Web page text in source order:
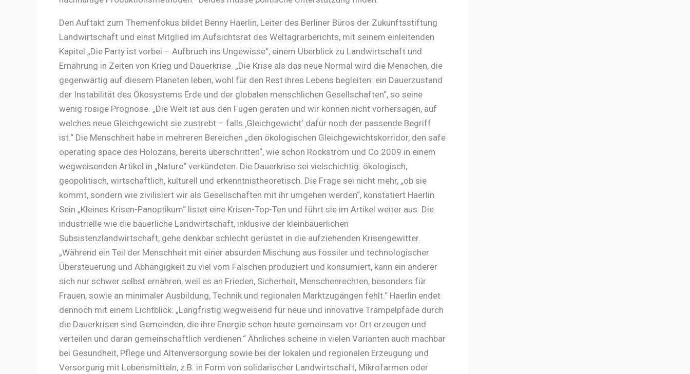
Den Auftakt zum Themenfokus bildet Benny Haerlin, Leiter des Berliner Büros der Zukunftsstiftung
Landwirtschaft und einst Mitglied im Aufsichtsrat des Weltagrarberichts, mit seinem einleitenden
Kapitel „Die Party ist vorbei – Aufbruch ins Ungewisse“, einem Überblick zu Landwirtschaft und
Ernährung in Zeiten von Krieg und Dauerkrise. „Die Krise als das neue Normal wird die Menschen, die
gegenwärtig auf diesem Planeten leben, wohl für den Rest ihres Lebens begleiten: ein Dauerzustand
der Instabilität des Ökosystems Erde und der globalen menschlichen Gesellschaften“, so seine
wenig rosige Prognose. „Die Welt ist aus den Fugen geraten und wir können nicht vorhersagen, auf
welches neue Gleichgewicht sie zustrebt – falls ‚Gleichgewicht‘ dafür noch der passende Begriff
ist.“ Die Menschheit habe in mehreren Bereichen „den ökologischen Gleichgewichtskorridor, den safe
operating space des Holozäns, bereits überschritten“, wie schon Rockström und Co 2009 in einem
wegweisenden Artikel in „Nature“ verkündeten. Die Dauerkrise sei vielschichtig: ökologisch,
geopolitisch, wirtschaftlich, kulturell und erkenntnistheoretisch. Die Frage sei nicht mehr, „ob sie
kommt, sondern wie zivilisiert wir als Gesellschaften mit ihr umgehen werden“, konstatiert Haerlin.
Sein „Kleines Krisen-Panoptikum“ listet eine Krisen-Top-Ten und führt sie im Artikel weiter aus. Die
industrielle wie die bäuerliche Landwirtschaft, inklusive der kleinbäuerlichen
Subsistenzlandwirtschaft, gehe denkbar schlecht gerüstet in die aufziehenden Krisengewitter.
„Während ein Teil der Menschheit mit einer absurden Mischung aus fossiler und technologischer
Übersteuerung und Abhängigkeit zu viel vom Falschen produziert und konsumiert, kann ein anderer
sich nur schwer selbst ernähren, weil es an Frieden, Sicherheit, Menschenrechten, besonders für
Frauen, sowie an minimaler Ausbildung, Technik und regionalen Marktzugängen fehlt.“ Haerlin endet
dennoch mit einem Lichtblick: „Langfristig wegweisend für neue und innovative Trampelpfade durch
die Dauerkrisen sind Gemeinden, die ihre Energie schon heute gemeinsam vor Ort erzeugen und
verteilen und daran gemeinschaftlich verdienen.“ Ähnliches scheine in vielen Varianten auch machbar
bei Gesundheit, Pflege und Altenversorgung sowie bei der lokalen und regionalen Erzeugung und
Versorgung mit Lebensmitteln, z.B. in Form von solidarischer Landwirtschaft, Mikrofarmen oder